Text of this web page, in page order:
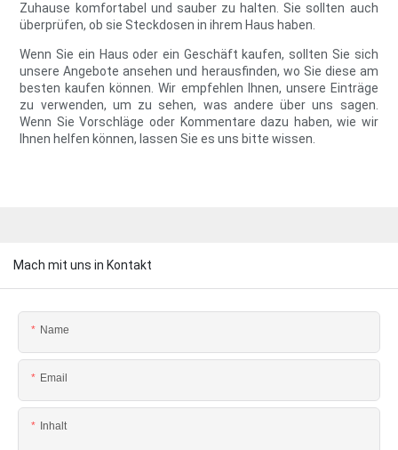
Zuhause komfortabel und sauber zu halten. Sie sollten auch
überprüfen, ob sie Steckdosen in ihrem Haus haben.
Wenn Sie ein Haus oder ein Geschäft kaufen, sollten Sie sich
unsere Angebote ansehen und herausfinden, wo Sie diese am
besten kaufen können. Wir empfehlen Ihnen, unsere Einträge
zu verwenden, um zu sehen, was andere über uns sagen.
Wenn Sie Vorschläge oder Kommentare dazu haben, wie wir
Ihnen helfen können, lassen Sie es uns bitte wissen.
Mach mit uns in Kontakt
Name
Email
Inhalt